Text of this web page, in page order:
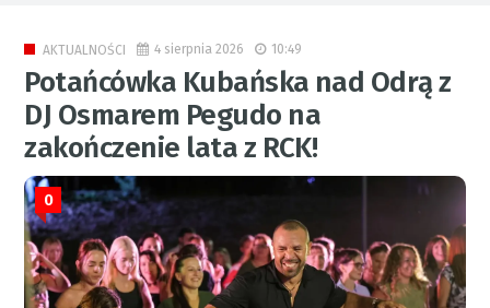
AKTUALNOŚCI 4 sierpnia 2026 10:49
Potańcówka Kubańska nad Odrą z
DJ Osmarem Pegudo na
zakończenie lata z RCK!
0